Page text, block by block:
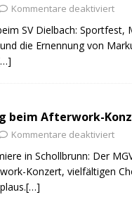
Kommentare deaktiviert
SV Dielbach: Sportfest,
die Ernennung von
beim Afterwork-
Kommentare deaktiviert
in Schollbrunn: Der
Konzert, vielfältigen